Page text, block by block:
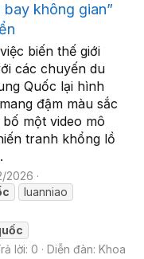
bay không gian”
biến thế giới
các chuyến du
Quốc lại hình
đậm màu sắc
một video mô
tranh khổng lồ
2026
luanniao
lời: 0 Diễn đàn: Khoa